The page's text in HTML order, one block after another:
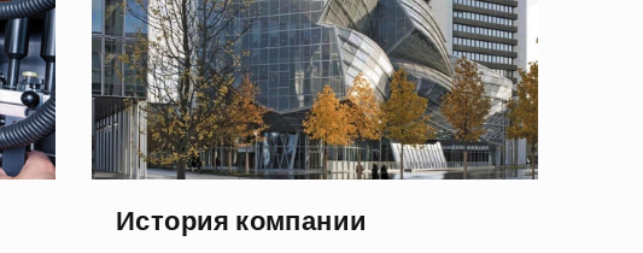
История компании